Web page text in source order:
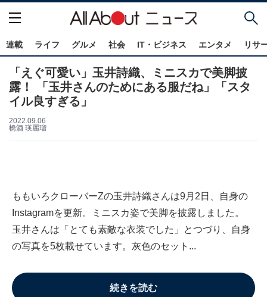
連載 ライフ グルメ 社会 IT・ビジネス エンタメ リサ
「えぐ可愛い」玉井詩織、ミニスカで美脚披
露！ 「玉井さんのためにある服だね」「スタ
イル良すぎる」
2022.09.06
橋酒 瑛麗瑠
ももいろクローバーZの玉井詩織さんは9月2日、自身の
Instagramを更新。ミニスカ姿で美脚を披露しました。
玉井さんは「とても素敵な衣装でした」とつづり、自身
の写真を5枚載せています。灰色のセット...
続きを読む